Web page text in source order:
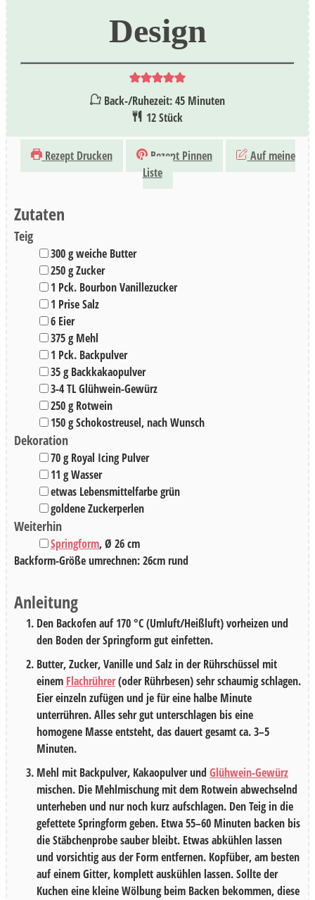
Design
Back-/Ruhezeit:45Minuten
Minuten
12Stück
Rezept Drucken Rezept Pinnen
Auf meine
Liste
Zutaten
Teig
▢
300gweiche Butter
▢
250gZucker
▢
1 Pck. Bourbon Vanillezucker
▢
1 Prise Salz
▢
6 Eier
▢
375g Mehl
▢
1 Pck. Backpulver
▢
35g Backkakaopulver
▢
3-4TLGlühwein-Gewürz
▢
250g Rotwein
▢
150gSchokostreusel, nach Wunsch
Dekoration
▢
70g Royal Icing Pulver
▢
11 gWasser
▢
etwas Lebensmittelfarbe grün
▢
goldene Zuckerperlen
Weiterhin
▢
Springform,Ø 26 cm
Backform-Größe umrechnen:26cm rund
Anleitung
Den Backofen auf 170 °C (Umluft/Heißluft) vorheizen und
den Boden der Springform gut einfetten.
Butter, Zucker, Vanille und Salz in der Rührschüssel mit
einem Flachrührer(oder Rührbesen) sehr schaumig schlagen.
Eier einzeln zufügen und je für eine halbe Minute
unterrühren. Alles sehr gut unterschlagen bis eine
homogene Masse entsteht, das dauert gesamt ca.3–5
Minuten.
Mehl mit Backpulver, Kakaopulver und Glühwein-Gewürz
mischen. Die Mehlmischung mit dem Rotwein abwechselnd
unterheben und nur noch kurz aufschlagen. Den Teig in die
gefettete Springform geben. Etwa55–60 Minuten backen bis
die Stäbchenprobe sauber bleibt. Etwas abkühlen lassen
und vorsichtig aus der Form entfernen. Kopfüber, am besten
auf einem Gitter, komplett auskühlen lassen. Sollte der
Kuchen eine kleine Wölbung beim Backen bekommen, diese